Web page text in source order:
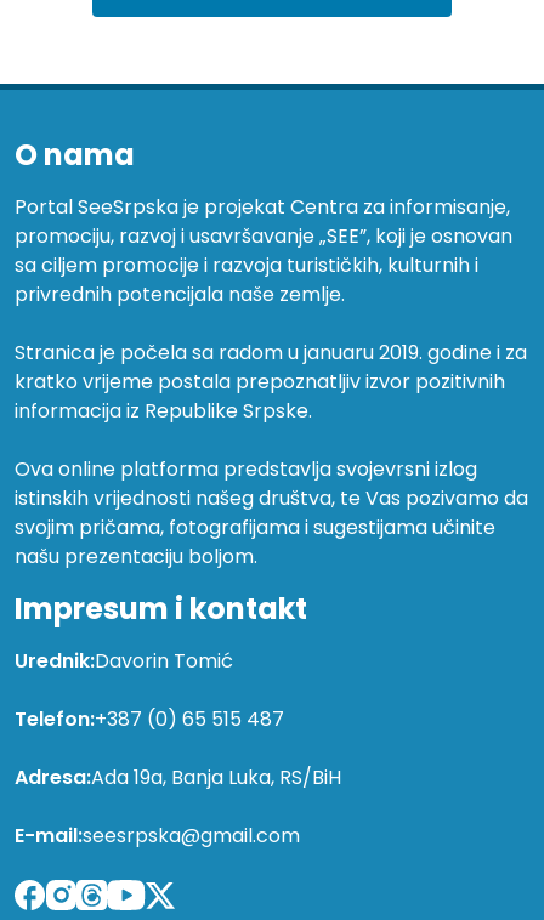
O nama
Portal SeeSrpska je projekat Centra za informisanje,
promociju, razvoj i usavršavanje „SEE”, koji je osnovan
sa ciljem promocije i razvoja turističkih, kulturnih i
privrednih potencijala naše zemlje.
Stranica je počela sa radom u januaru 2019. godine i za
kratko vrijeme postala prepoznatljiv izvor pozitivnih
informacija iz Republike Srpske.
Ova online platforma predstavlja svojevrsni izlog
istinskih vrijednosti našeg društva, te Vas pozivamo da
svojim pričama, fotografijama i sugestijama učinite
našu prezentaciju boljom.
Impresum i kontakt
Urednik:Davorin Tomić
Telefon:+387 (0) 65 515 487
Adresa:Ada 19a, Banja Luka, RS/BiH
E-mail:seesrpska@gmail.com